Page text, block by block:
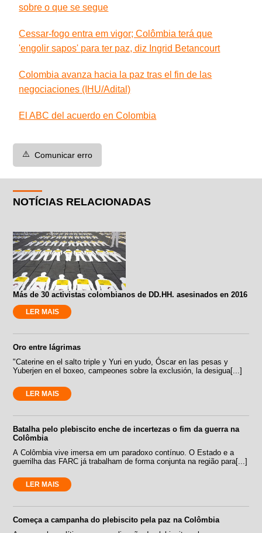
sobre o que se segue
Cessar-fogo entra em vigor; Colômbia terá que
'engolir sapos' para ter paz, diz Ingrid Betancourt
Colombia avanza hacia la paz tras el fin de las
negociaciones (IHU/Adital)
El ABC del acuerdo en Colombia
⚠️ Comunicar erro
NOTÍCIAS RELACIONADAS
Más de 30 activistas colombianos de DD.HH. asesinados en 2016
LER MAIS
Oro entre lágrimas
"Caterine en el salto triple y Yuri en yudo, Óscar en las pesas y
Yuberjen en el boxeo, campeones sobre la exclusión, la desigua[...]
LER MAIS
Batalha pelo plebiscito enche de incertezas o fim da guerra na
Colômbia
A Colômbia vive imersa em um paradoxo contínuo. O Estado e a
guerrilha das FARC já trabalham de forma conjunta na região para[...]
LER MAIS
Começa a campanha do plebiscito pela paz na Colômbia